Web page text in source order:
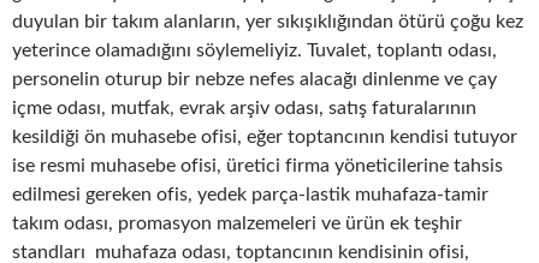
duyulan bir takım alanların, yer sıkışıklığından ötürü çoğu kez
yeterince olamadığını söylemeliyiz. Tuvalet, toplantı odası,
personelin oturup bir nebze nefes alacağı dinlenme ve çay
içme odası, mutfak, evrak arşiv odası, satış faturalarının
kesildiği ön muhasebe ofisi, eğer toptancının kendisi tutuyor
ise resmi muhasebe ofisi, üretici firma yöneticilerine tahsis
edilmesi gereken ofis, yedek parça-lastik muhafaza-tamir
takım odası, promasyon malzemeleri ve ürün ek teşhir
standları muhafaza odası, toptancının kendisinin ofisi,